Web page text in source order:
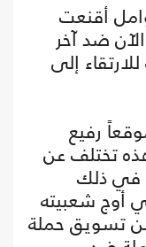
أقنعت
ضد آخر
إلى
رفيع
تختلف عن
جرت في عام 2017. في ذلك
أوج شعبيته
تسويق حملة